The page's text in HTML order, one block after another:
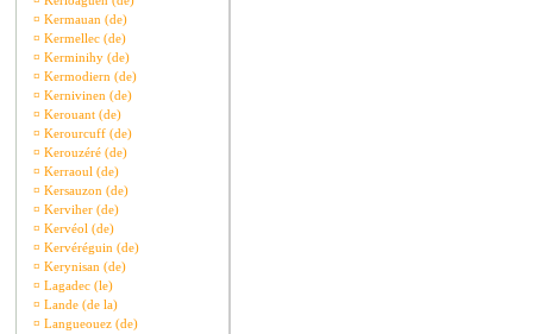
¤ Kermauan (de)
¤ Kermellec (de)
¤ Kerminihy (de)
¤ Kermodiern (de)
¤ Kernivinen (de)
¤ Kerouant (de)
¤ Kerourcuff (de)
¤ Kerouzéré (de)
¤ Kerraoul (de)
¤ Kersauzon (de)
¤ Kerviher (de)
¤ Kervéol (de)
¤ Kervéréguin (de)
¤ Kerynisan (de)
¤ Lagadec (le)
¤ Lande (de la)
¤ Langueouez (de)